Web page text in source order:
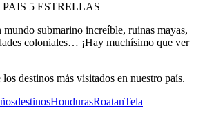
5 ESTRELLAS
mundo submarino increíble, ruinas mayas,
coloniales… ¡Hay muchísimo que ver
destinos más visitados en nuestro país.
destinosHondurasRoatanTela